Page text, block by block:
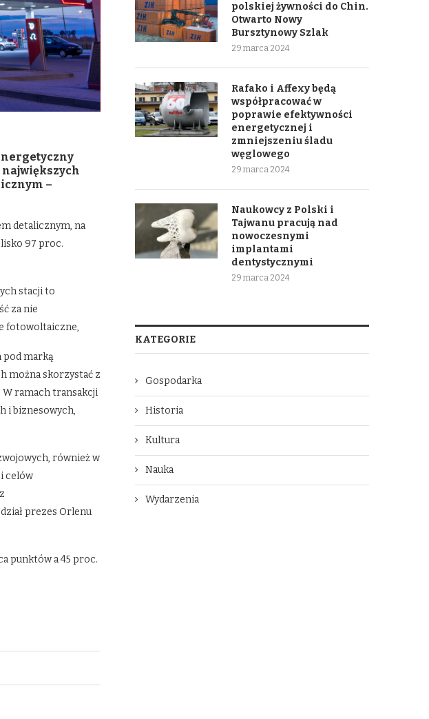
–
detalicznym, na
97 proc.
stacji to
za nie
fotowoltaiczne,
pod marką
można skorzystać z
W ramach transakcji
i biznesowych,
również w
celów
prezes Orlenu
punktów a 45 proc.
polskiej żywności do Chin.
Otwarto Nowy
Bursztynowy Szlak
29 marca 2024
Rafako i Affexy będą
współpracować w
poprawie efektywności
energetycznej i
zmniejszeniu śladu
węglowego
29 marca 2024
Naukowcy z Polski i
Tajwanu pracują nad
nowoczesnymi
implantami
dentystycznymi
29 marca 2024
KATEGORIE
Gospodarka
Historia
Kultura
Nauka
Wydarzenia